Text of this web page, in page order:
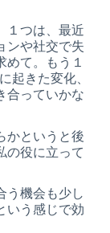
１つは、最近
ンや社交で失
めて。もう１
起きた変化、
合っていかな
かというと後
の役に立って
う機会も少し
いう感じで効